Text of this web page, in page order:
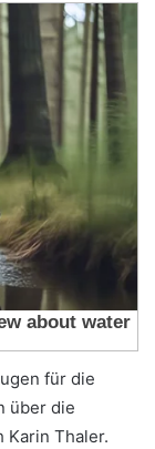
für die
über die
Karin Thaler.